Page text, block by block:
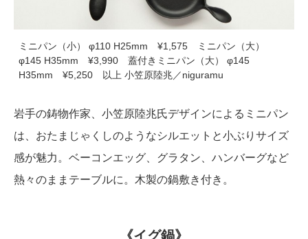
ミニパン（小） φ110 H25mm ¥1,575 ミニパン（大）
φ145 H35mm ¥3,990 蓋付きミニパン（大） φ145
H35mm ¥5,250 以上 小笠原陸兆／niguramu
岩手の鋳物作家、小笠原陸兆氏デザインによるミニパン
は、おたまじゃくしのようなシルエットと小ぶりサイズ
感が魅力。ベーコンエッグ、グラタン、ハンバーグなど
熱々のままテーブルに。木製の鍋敷き付き。
《イグ鍋》